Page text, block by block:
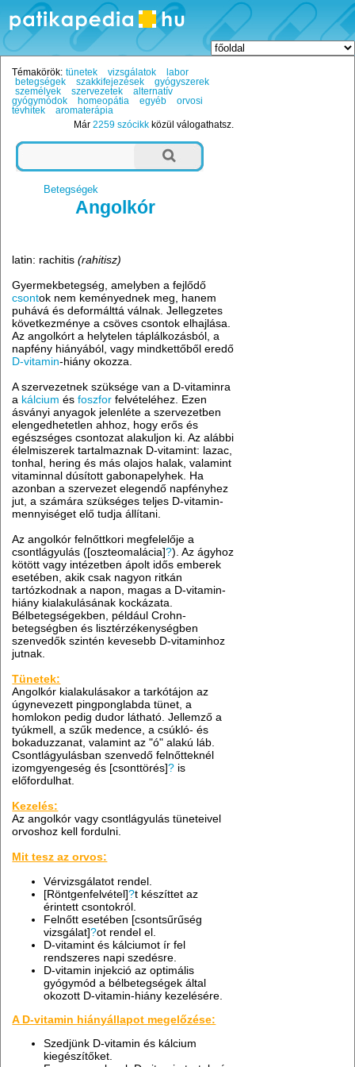
Témakörök: tünetek vizsgálatok
labor
betegségek
szakkifejezések
gyógyszerek
személyek
szervezetek
alternatív
gyógymódok
homeopátia egyéb
orvosi
tévhitek
aromaterápia
Már2259 szócikk közül válogathatsz.
Betegségek
Angolkór
latin: rachitis (rahitisz)
Gyermekbetegség, amelyben a fejlődő
csontok nem keményednek meg, hanem
puhává és deformálttá válnak. Jellegzetes
következménye a csöves csontok elhajlása.
Az angolkórt a helytelen táplálkozásból, a
napfény hiányából, vagy mindkettőből eredő
D-vitamin-hiány okozza.
A szervezetnek szüksége van a D-vitaminra
a kálcium ésfoszfor felvételéhez. Ezen
ásványi anyagok jelenléte a szervezetben
elengedhetetlen ahhoz, hogy erős és
egészséges csontozat alakuljon ki. Az alábbi
élelmiszerek tartalmaznak D-vitamint: lazac,
tonhal, hering és más olajos halak, valamint
vitaminnal dúsított gabonapelyhek. Ha
azonban a szervezet elegendő napfényhez
jut, a számára szükséges teljes D-vitamin-
mennyiséget elő tudja állítani.
Az angolkór felnőttkori megfelelője a
csontlágyulás ([oszteomalácia]?). Az ágyhoz
kötött vagy intézetben ápolt idős emberek
esetében, akik csak nagyon ritkán
tartózkodnak a napon, magas a D-vitamin-
hiány kialakulásának kockázata.
Bélbetegségekben, például Crohn-
betegségben és lisztérzékenységben
szenvedők szintén kevesebb D-vitaminhoz
jutnak.
Tünetek:
Angolkór kialakulásakor a tarkótájon az
úgynevezett pingponglabda tünet, a
homlokon pedig dudor látható. Jellemző a
tyúkmell, a szűk medence, a csúkló- és
bokaduzzanat, valamint az "ó" alakú láb.
Csontlágyulásban szenvedő felnőtteknél
izomgyengeség és [csonttörés]? is
előfordulhat.
Kezelés:
Az angolkór vagy csontlágyulás tüneteivel
orvoshoz kell fordulni.
Mit tesz az orvos:
Vérvizsgálatot rendel.
[Röntgenfelvétel]?t készíttet az
érintett csontokról.
Felnőtt esetében [csontsűrűség
vizsgálat]?ot rendel el.
D-vitamint és kálciumot ír fel
rendszeres napi szedésre.
D-vitamin injekció az optimális
gyógymód a bélbetegségek által
okozott D-vitamin-hiány kezelésére.
A D-vitamin hiányállapot megelőzése:
Szedjünk D-vitamin és kálcium
kiegészítőket.